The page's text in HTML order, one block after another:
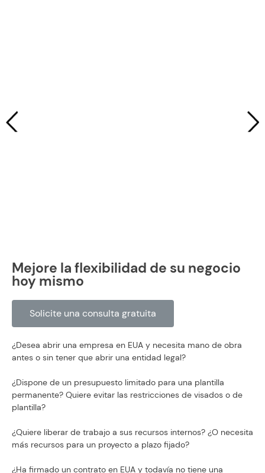
Mejore la flexibilidad de su negocio
hoy mismo
Solicite una consulta gratuita
¿Desea abrir una empresa en EUA y necesita mano de obra
antes o sin tener que abrir una entidad legal?
¿Dispone de un presupuesto limitado para una plantilla
permanente? Quiere evitar las restricciones de visados o de
plantilla?
¿Quiere liberar de trabajo a sus recursos internos? ¿O necesita
más recursos para un proyecto a plazo fijado?
¿Ha firmado un contrato en EUA y todavía no tiene una